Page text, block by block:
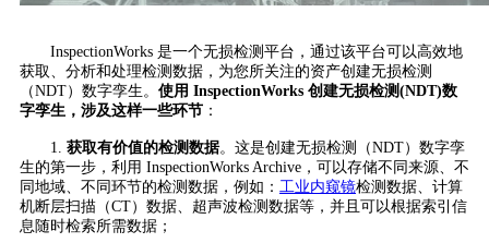
InspectionWorks 是一个无损检测平台，通过该平台可以高效地
获取、分析和处理检测数据，为您所关注的资产创建无损检测
（NDT）数字孪生。 使用 InspectionWorks 创建无损检测(NDT)数
字孪生，涉及这样一些环节 ：
1. 获取有价值的检测数据。这是创建无损检测（NDT）数字孪
生的第一步，利用 InspectionWorks Archive，可以存储不同来源、不
同地域、不同环节的检测数据，例如： 工业内窥镜检测数据、计算
机断层扫描（CT）数据、超声波检测数据等，并且可以根据索引信
息随时检索所需数据；